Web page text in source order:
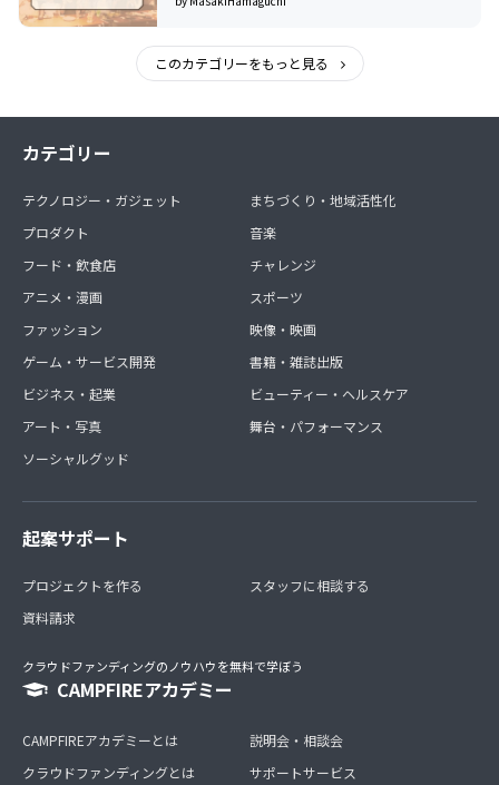
このカテゴリーをもっと見る
カテゴリー
テクノロジー・ガジェット
プロダクト
フード・飲食店
アニメ・漫画
ファッション
ゲーム・サービス開発
ビジネス・起業
アート・写真
ソーシャルグッド
まちづくり・地域活性化
音楽
チャレンジ
スポーツ
映像・映画
書籍・雑誌出版
ビューティー・ヘルスケア
舞台・パフォーマンス
起案サポート
プロジェクトを作る
資料請求
スタッフに相談する
クラウドファンディングのノウハウを無料で学ぼう
CAMPFIREアカデミー
CAMPFIREアカデミーとは
クラウドファンディングとは
説明会・相談会
サポートサービス